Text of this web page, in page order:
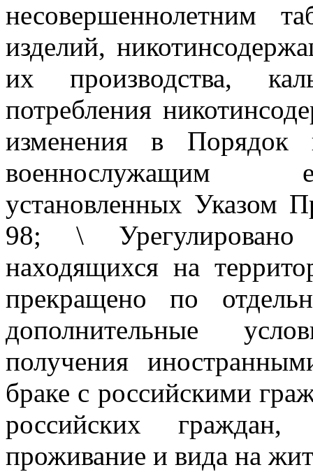
несовершеннолетним
изделий,
их производства,
потребления
изменения в Порядок
военнослужащим
установленных Указом
98; \ Урегулировано
находящихся на
прекращено по
дополнительные
получения
браке с российскими
российских
проживание и вида на